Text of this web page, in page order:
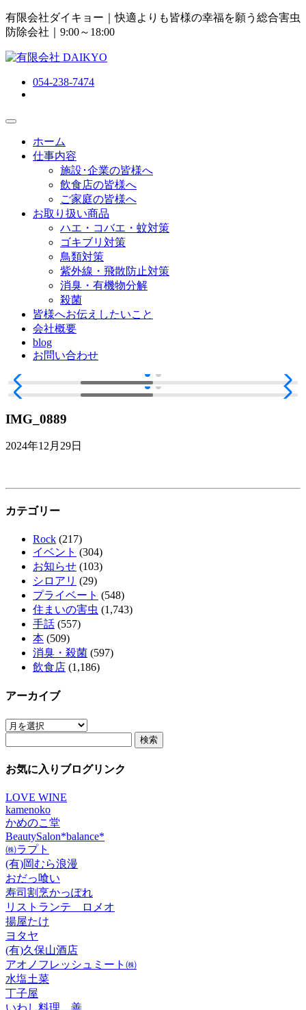
有限会社ダイキョー｜快適よりも皆様の幸福を願う総合害虫
防除会社 ｜9:00～18:00
054-238-7474
ホーム
仕事内容
施設･企業の皆様へ
飲食店の皆様へ
ご家庭の皆様へ
お取り扱い商品
ハエ・コバエ・蚊対策
ゴキブリ対策
鳥類対策
紫外線・飛散防止対策
消臭・有機物分解
殺菌
皆様へお伝えしたいこと
会社概要
blog
お問い合わせ
IMG_0889
2024年12月29日
カテゴリー
Rock (217)
イベント (304)
お知らせ (103)
シロアリ (29)
プライベート (548)
住まいの害虫 (1,743)
手話 (557)
本 (509)
消臭・殺菌 (597)
飲食店 (1,186)
アーカイブ
ア
イ
お気に入りブログリンク
LOVE WINE
kamenoko
かめのこ堂
BeautySalon*balance*
㈱ラプト
(有)岡むら浪漫
おだっ喰い
寿司割烹かっぽれ
リストランテ ロメオ
揚屋たけ
ヨタヤ
(有)久保山酒店
アオノフレッシュミート㈱
水塩土菜
丁子屋
いわし料理 善